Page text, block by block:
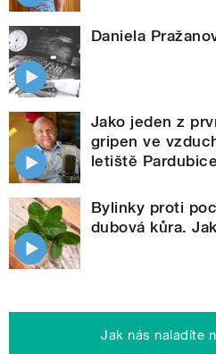
Daniela
Jako jeden z
gripen ve
letiště Pardubice
Bylinky proti
dubová kůra.
Jak nás naladíte